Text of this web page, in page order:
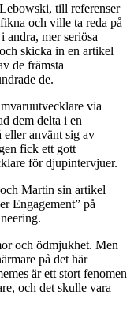
till referenser
och ville ta reda på
mer seriösa
skicka in en artikel
de främsta
de.
via
dem delta i en
eller använt sig av
fick ett gott
för djupintervjuer.
Martin sin artikel
Engagement” på
och ödmjukhet. Men
på det här
är ett stort fenomen
och det skulle vara